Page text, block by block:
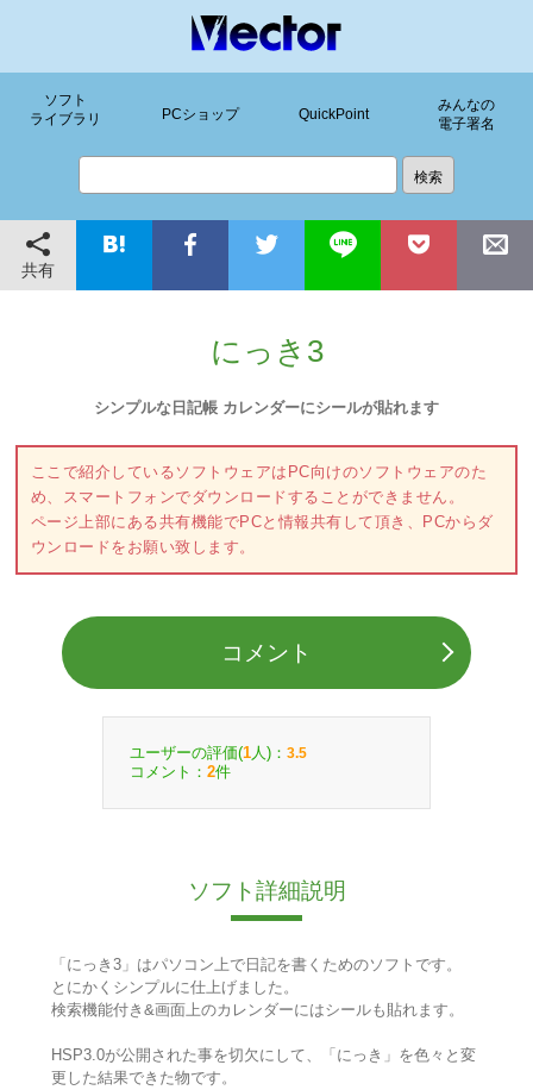
ソフト
ライブラリ
PCショップ QuickPoint
みんなの
電子署名
共有
にっき3
シンプルな日記帳 カレンダーにシールが貼れます
ここで紹介しているソフトウェアはPC向けのソフトウェアのた
め、スマートフォンでダウンロードすることができません。
ページ上部にある共有機能でPCと情報共有して頂き、PCからダ
ウンロードをお願い致します。
コメント
ユーザーの評価(1 人)： 3.5
コメント： 2件
ソフト詳細説明
「にっき3」はパソコン上で日記を書くためのソフトです。
とにかくシンプルに仕上げました。
検索機能付き&画面上のカレンダーにはシールも貼れます。
HSP3.0が公開された事を切欠にして、「にっき」を色々と変
更した結果できた物です。